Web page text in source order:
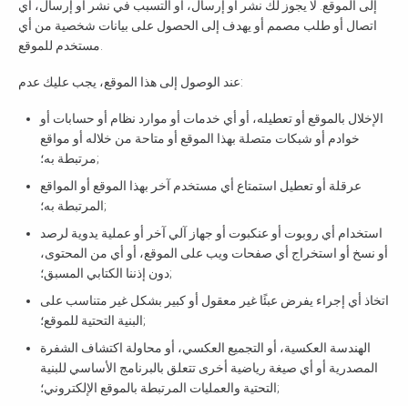
إلى الموقع. لا يجوز لك نشر أو إرسال، أو التسبب في نشر أو إرسال، أي
اتصال أو طلب مصمم أو يهدف إلى الحصول على بيانات شخصية من أي
عند الوصول إلى هذا الموقع، يجب عليك عدم:
الإخلال بالموقع أو تعطيله، أو أي خدمات أو موارد نظام أو حسابات أو
خوادم أو شبكات متصلة بهذا الموقع أو متاحة من خلاله أو مواقع
مرتبطة به؛;
عرقلة أو تعطيل استمتاع أي مستخدم آخر بهذا الموقع أو المواقع
المرتبطة به؛;
استخدام أي روبوت أو عنكبوت أو جهاز آلي آخر أو عملية يدوية لرصد
أو نسخ أو استخراج أي صفحات ويب على الموقع، أو أي من المحتوى،
دون إذننا الكتابي المسبق؛;
اتخاذ أي إجراء يفرض عبئًا غير معقول أو كبير بشكل غير متناسب على
البنية التحتية للموقع؛;
الهندسة العكسية، أو التجميع العكسي، أو محاولة اكتشاف الشفرة
المصدرية أو أي صيغة رياضية أخرى تتعلق بالبرنامج الأساسي للبنية
التحتية والعمليات المرتبطة بالموقع الإلكتروني؛;